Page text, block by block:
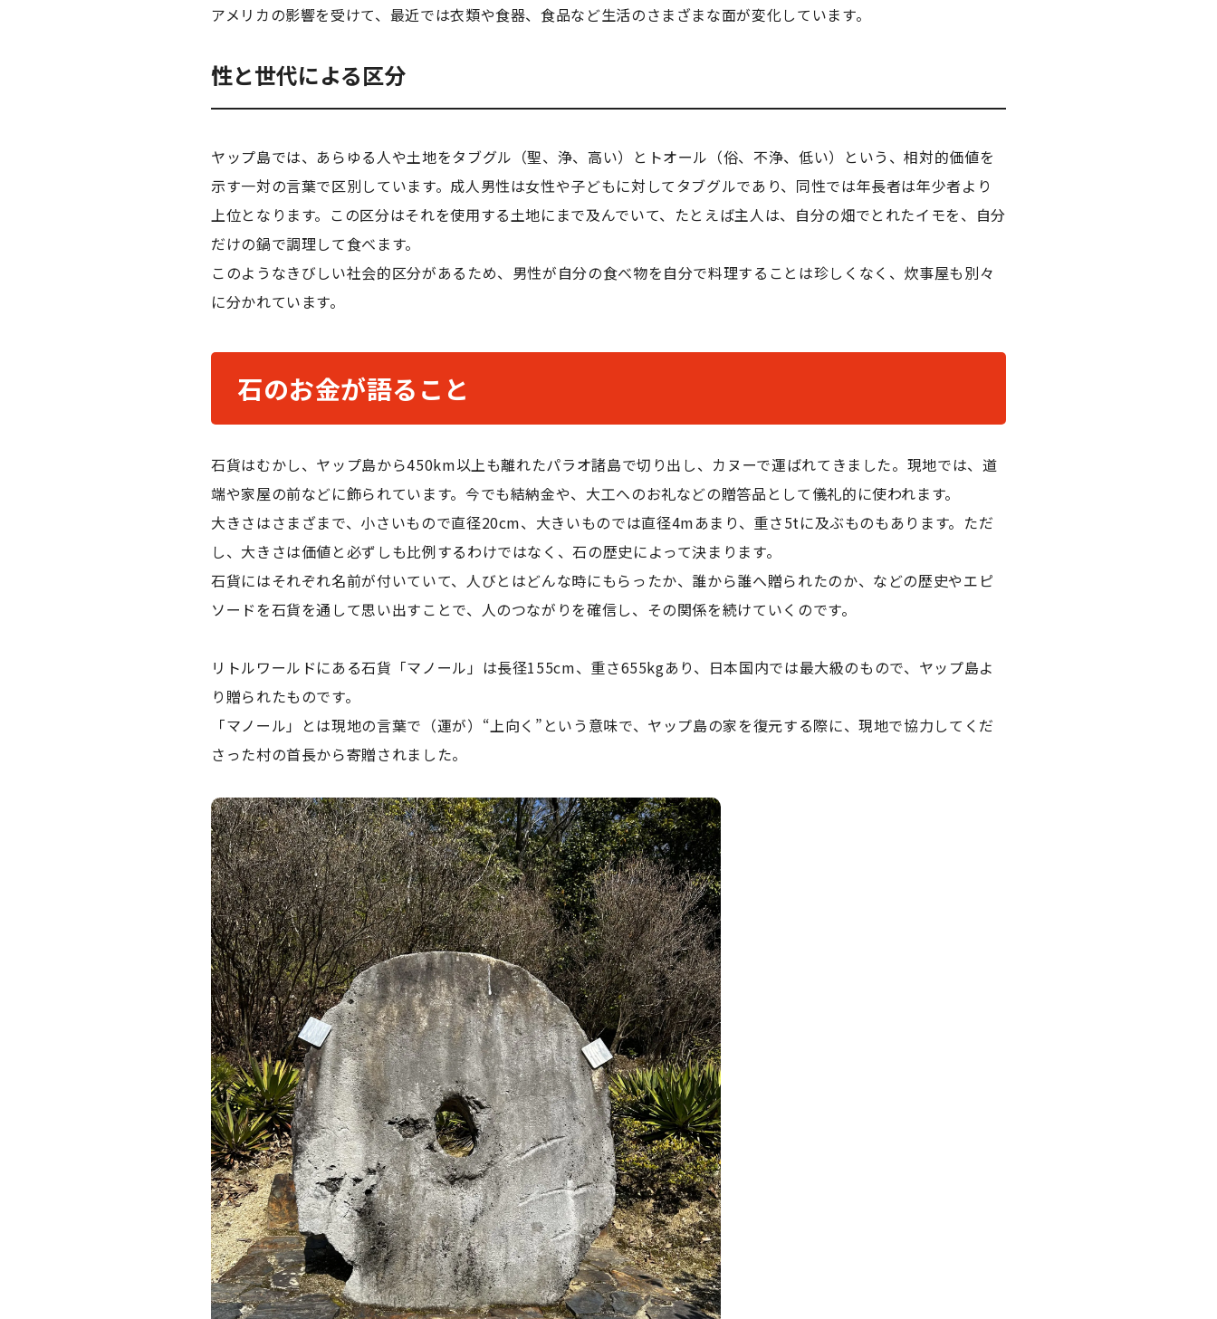
アメリカの影響を受けて、最近では衣類や食器、食品など生活のさまざまな面が変化しています。
性と世代による区分
ヤップ島では、あらゆる人や土地をタブグル（聖、浄、高い）とトオール（俗、不浄、低い）という、相対的価値を
示す一対の言葉で区別しています。成人男性は女性や子どもに対してタブグルであり、同性では年長者は年少者より
上位となります。この区分はそれを使用する土地にまで及んでいて、たとえば主人は、自分の畑でとれたイモを、自分
だけの鍋で調理して食べます。
このようなきびしい社会的区分があるため、男性が自分の食べ物を自分で料理することは珍しくなく、炊事屋も別々
に分かれています。
石のお金が語ること
石貨はむかし、ヤップ島から450km以上も離れたパラオ諸島で切り出し、カヌーで運ばれてきました。現地では、道
端や家屋の前などに飾られています。今でも結納金や、大工へのお礼などの贈答品として儀礼的に使われます。
大きさはさまざまで、小さいもので直径20cm、大きいものでは直径4mあまり、重さ5tに及ぶものもあります。ただ
し、大きさは価値と必ずしも比例するわけではなく、石の歴史によって決まります。
石貨にはそれぞれ名前が付いていて、人びとはどんな時にもらったか、誰から誰へ贈られたのか、などの歴史やエピ
ソードを石貨を通して思い出すことで、人のつながりを確信し、その関係を続けていくのです。
リトルワールドにある石貨「マノール」は長径155cm、重さ655kgあり、日本国内では最大級のもので、ヤップ島よ
り贈られたものです。
「マノール」とは現地の言葉で（運が）“上向く”という意味で、ヤップ島の家を復元する際に、現地で協力してくだ
さった村の首長から寄贈されました。